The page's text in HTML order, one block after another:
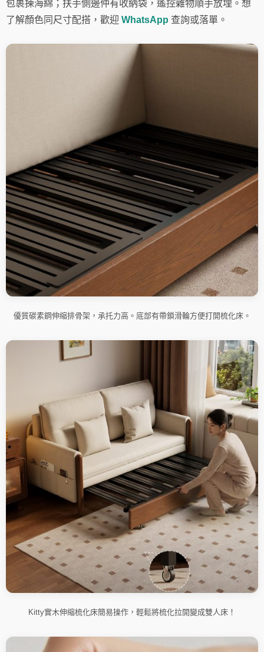
包裹揀海綿；扶手側邊仲有收納袋，遙控雜物順手放埋。想
了解顏色同尺寸配搭，歡迎 WhatsApp 查詢或落單。
優質碳素鋼伸縮排骨架，承托力高。底部有帶鎖滑輪方便打開梳化床。
Kitty實木伸縮梳化床簡易操作，輕鬆將梳化拉開變成雙人床！